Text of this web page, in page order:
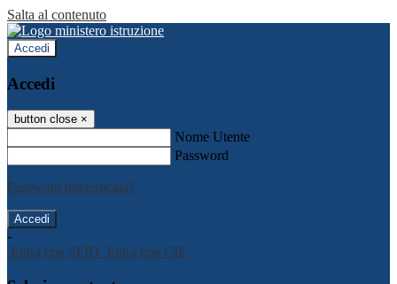
Salta al contenuto
Accedi
Accedi
button close ×
Nome Utente
Password
Password dimenticata?
-
Entra con SPID Entra con CIE